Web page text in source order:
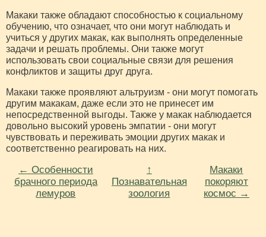
Макаки также обладают способностью к социальному
обучению, что означает, что они могут наблюдать и
учиться у других макак, как выполнять определенные
задачи и решать проблемы. Они также могут
использовать свои социальные связи для решения
конфликтов и защиты друг друга.
Макаки также проявляют альтруизм - они могут помогать
другим макакам, даже если это не принесет им
непосредственной выгоды. Также у макак наблюдается
довольно высокий уровень эмпатии - они могут
чувствовать и переживать эмоции других макак и
соответственно реагировать на них.
← Особенности
брачного периода
лемуров
↑
Познавательная
зоология
Макаки
покоряют
космос →